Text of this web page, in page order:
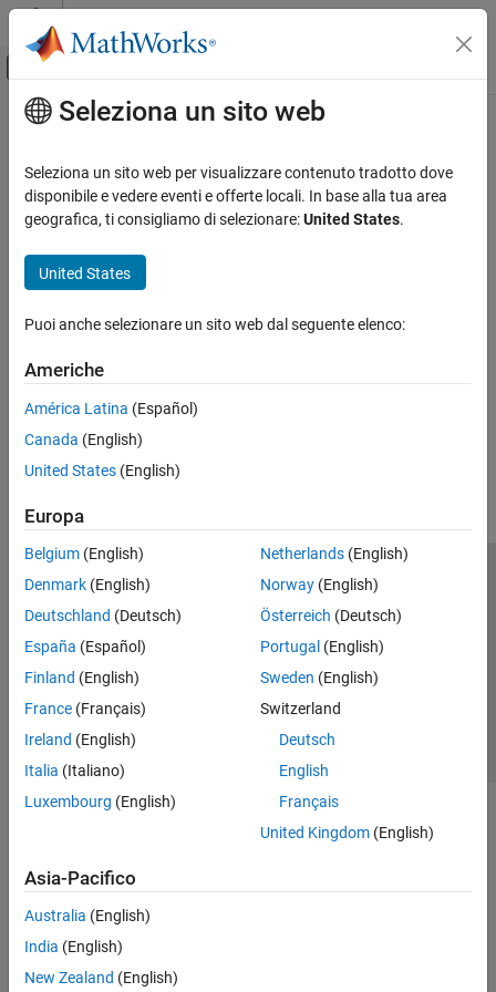
Vai al contenuto
Attiva/disattiva menu di navigazione
Pagina iniziale della documentazione
Contenuto principale
Seleziona un sito web
Seleziona un sito web per visualizzare contenuto tradotto dove
disponibile e vedere eventi e offerte locali. In base alla tua area
geografica, ti consigliamo di selezionare:United States.
United States
Puoi anche selezionare un sito web dal seguente elenco:
Americhe
América Latina (Español)
Canada (English)
United States (English)
Europa
Belgium (English)
Denmark (English)
Deutschland (Deutsch)
España (Español)
Finland (English)
France (Français)
Ireland (English)
Italia (Italiano)
Luxembourg (English)
Netherlands(English)
Norway(English)
Österreich (Deutsch)
Portugal (English)
Sweden (English)
Switzerland
Deutsch
English
Français
United Kingdom(English)
Asia-Pacifico
Australia (English)
India (English)
New Zealand (English)
Centro di fiducia
Informativa sulla privacy
Antipirateria
Stato dell'applicazione
Contatti
© 1994-2026 The MathWorks, Inc.